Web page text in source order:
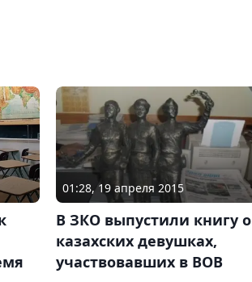
01:28, 19 апреля 2015
В ЗКО выпустили книгу о
казахских девушках,
участвовавших в ВОВ